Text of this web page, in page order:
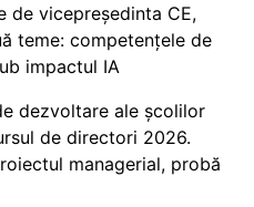
de vicepreședinta CE,
teme: competențele de
impactul IA
dezvoltare ale școlilor
de directori 2026.
managerial, probă